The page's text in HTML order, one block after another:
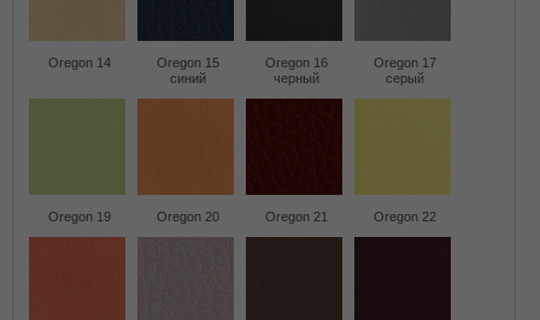
Oregon 14
Oregon 15
синий
Oregon 16
черный
Oregon 17
серый
Oregon 19 Oregon 20 Oregon 21 Oregon 22